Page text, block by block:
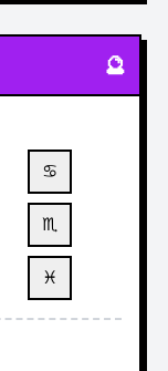
🔮
♋
♏
♓